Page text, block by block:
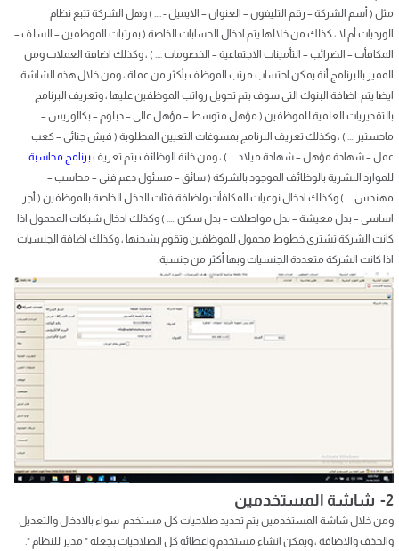
مثل ( أسم الشركة – رقم التليفون – العنوان – الايميل - .... ) وهل الشركة تتبع نظام
الورديات أم لا ، كذلك من خلالها يتم ادخال الحسابات الخاصة ( بمرتبات الموظفين – السلف –
المكافأت – الضرائب – التأمينات الاجتماعية – الخصومات .... ) ، وكذلك اضافة العملات ومن
المميز بالبرنامج أنة يمكن احتساب مرتب الموظف بأكثر من عملة ، ومن خلال هذه الشاشة
ايضا يتم اضافة البنوك التى سوف يتم تحويل رواتب الموظفين عليها ، وتعريف البرنامج
بالتقديريات العلمية للموظفين ( مؤهل متوسط – مؤهل عالى – دبلوم – بكالوريس –
ماحستير .... ) ، وكذلك تعريف البرنامج بمسوغات التعيين المطلوبة ( فيش جنائى – كعب
عمل – شهادة مؤهل – شهادة ميلاد .... ) ، ومن خانة الوظائف يتم تعريفبرنامج محاسبة
للموارد البشرية بالوظائف الموجود بالشركة ( سائق – مسئول دعم فنى – محاسب –
مهندس .... ) وكذلك ادخال نوعيات المكافأت واضافة فئات الدخل الخاصة بالموظفين ( أجر
اساسى – بدل معيشة – بدل مواصلات – بدل سكن ..... ) وكذلك ادخال شبكات المحمول اذا
كانت الشركة تشترى خطوط محمول للموظفين وتقوم بشحنها ، وكذلك اضافة الجنسيات
اذا كانت الشركة متعددة الجنسيات وبها أكثر من جنسية.
2- شاشة المستخدمين
ومن خلال شاشة المستخدمين يتم تحديد صلاحيات كل مستخدم سواء بالادخال والتعديل
والحذف والاضافة ، ويمكن انشاء مستخدم واعطائه كل الصلاحيات بجعله " مدير للنظام ".